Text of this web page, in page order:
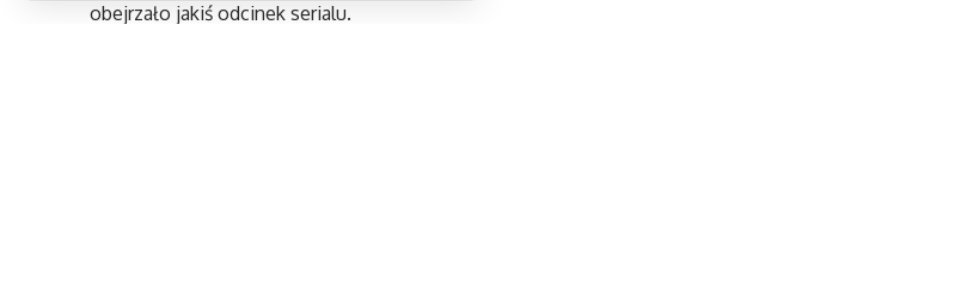
obejrzało jakiś odcinek serialu.